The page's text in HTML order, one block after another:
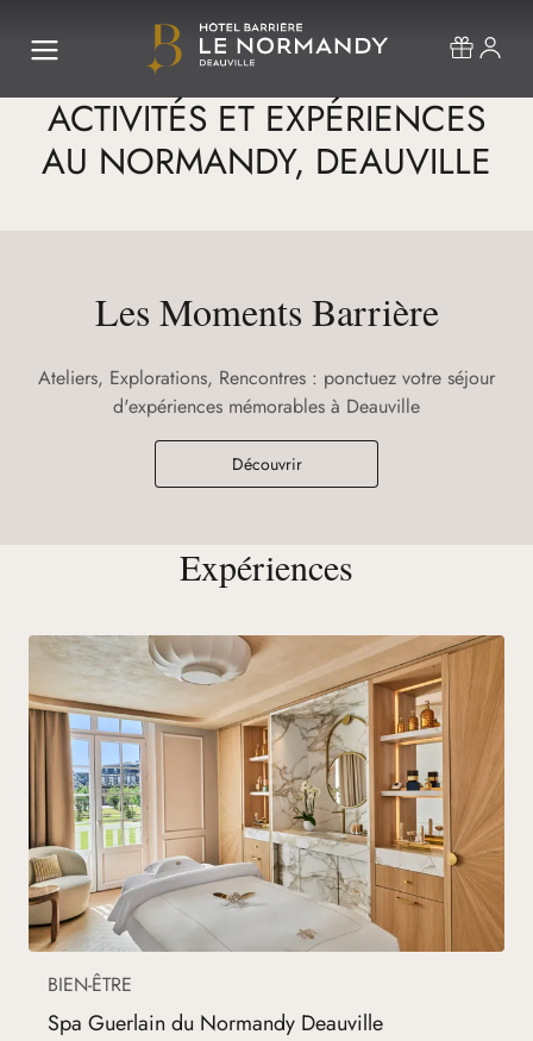
ACTIVITÉS ET EXPÉRIENCES
AU NORMANDY, DEAUVILLE
Les Moments Barrière
Ateliers, Explorations, Rencontres : ponctuez votre séjour
d'expériences mémorables à Deauville
Découvrir
Expériences
BIEN-ÊTRE
Spa Guerlain du Normandy Deauville